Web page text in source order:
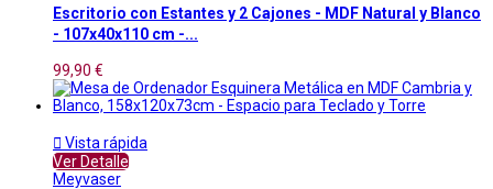
Escritorio con Estantes y 2 Cajones - MDF Natural y Blanco
- 107x40x110 cm -...
99,90 €
 Vista rápida
Ver Detalle
Meyvaser